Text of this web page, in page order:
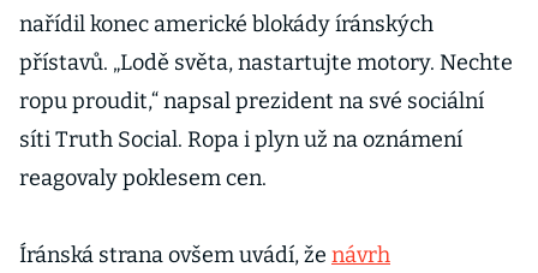
nařídil konec americké blokády íránských
přístavů. „Lodě světa, nastartujte motory. Nechte
ropu proudit,“ napsal prezident na své sociální
síti Truth Social. Ropa i plyn už na oznámení
reagovaly poklesem cen.
Íránská strana ovšem uvádí, že návrh